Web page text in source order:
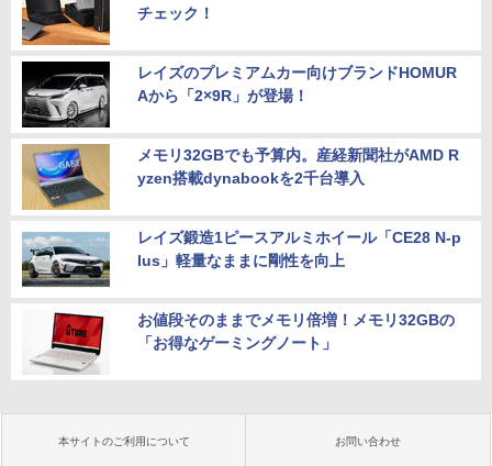
チェック！
レイズのプレミアムカー向けブランドHOMUR
Aから「2×9R」が登場！
メモリ32GBでも予算内。産経新聞社がAMD R
yzen搭載dynabookを2千台導入
レイズ鍛造1ピースアルミホイール「CE28 N-p
lus」軽量なままに剛性を向上
お値段そのままでメモリ倍増！メモリ32GBの
「お得なゲーミングノート」
本サイトのご利用について お問い合わせ